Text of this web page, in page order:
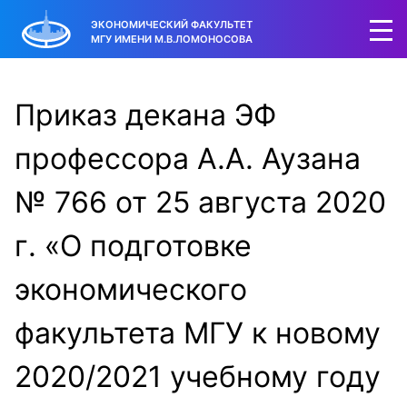
ЭКОНОМИЧЕСКИЙ ФАКУЛЬТЕТ
МГУ ИМЕНИ М.В.ЛОМОНОСОВА
Приказ декана ЭФ
профессора А.А. Аузана
№ 766 от 25 августа 2020
г. «О подготовке
экономического
факультета МГУ к новому
2020/2021 учебному году